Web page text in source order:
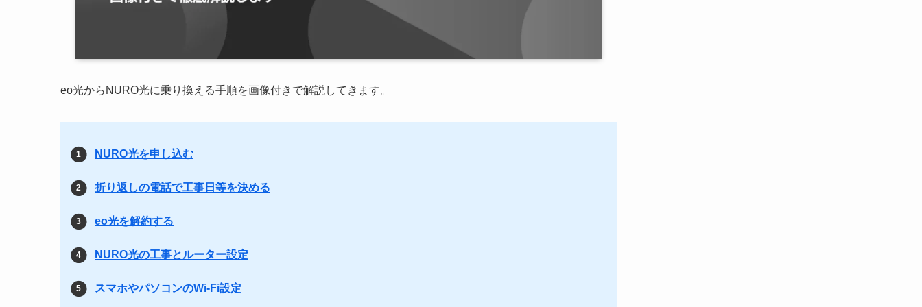
eo光からNURO光に乗り換える手順を画像付きで解説してきます。
NURO光を申し込む
折り返しの電話で工事日等を決める
eo光を解約する
NURO光の工事とルーター設定
スマホやパソコンのWi-Fi設定